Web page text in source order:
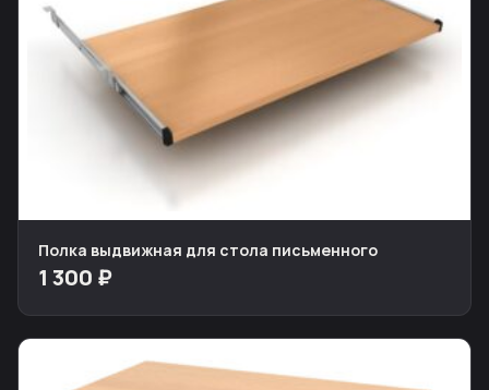
Полка выдвижная для стола письменного
1 300 ₽